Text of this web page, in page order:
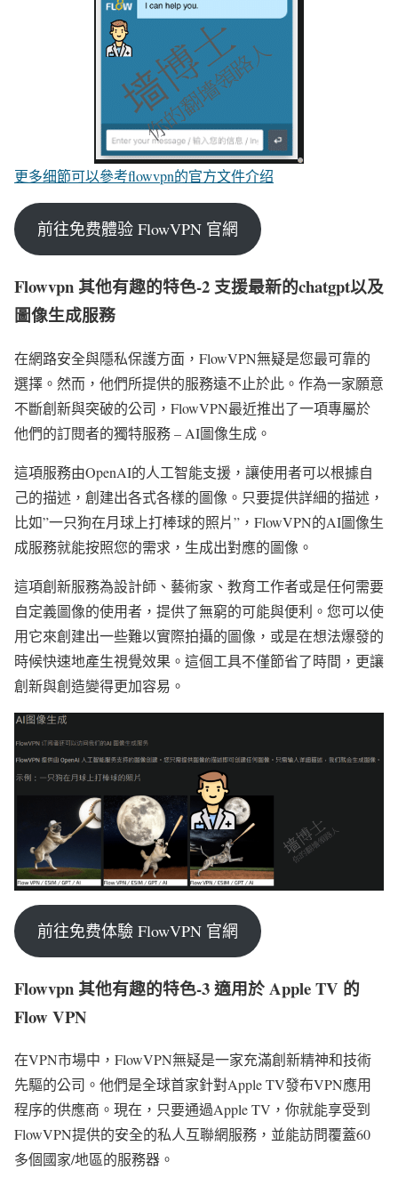
更多细節可以參考flowvpn的官方文件介绍
前往免费體验 FlowVPN 官網
Flowvpn 其他有趣的特色-2 支援最新的chatgpt以及
圖像生成服務
在網路安全與隱私保護方面，FlowVPN無疑是您最可靠的
選擇。然而，他們所提供的服務遠不止於此。作為一家願意
不斷創新與突破的公司，FlowVPN最近推出了一項專屬於
他們的訂閱者的獨特服務 – AI圖像生成。
這項服務由OpenAI的人工智能支援，讓使用者可以根據自
己的描述，創建出各式各樣的圖像。只要提供詳細的描述，
比如”一只狗在月球上打棒球的照片”，FlowVPN的AI圖像生
成服務就能按照您的需求，生成出對應的圖像。
這項創新服務為設計師、藝術家、教育工作者或是任何需要
自定義圖像的使用者，提供了無窮的可能與便利。您可以使
用它來創建出一些難以實際拍攝的圖像，或是在想法爆發的
時候快速地產生視覺效果。這個工具不僅節省了時間，更讓
創新與創造變得更加容易。
前往免费体驗 FlowVPN 官網
Flowvpn 其他有趣的特色-3 適用於 Apple TV 的
Flow VPN
在VPN市場中，FlowVPN無疑是一家充滿創新精神和技術
先驅的公司。他們是全球首家針對Apple TV發布VPN應用
程序的供應商。現在，只要通過Apple TV，你就能享受到
FlowVPN提供的安全的私人互聯網服務，並能訪問覆蓋60
多個國家/地區的服務器。